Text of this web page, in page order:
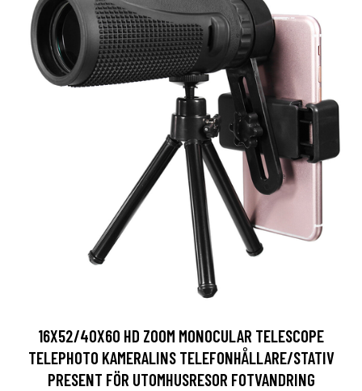
16X52/40X60 HD ZOOM MONOCULAR TELESCOPE
TELEPHOTO KAMERALINS TELEFONHÅLLARE/STATIV
PRESENT FÖR UTOMHUSRESOR FOTVANDRING